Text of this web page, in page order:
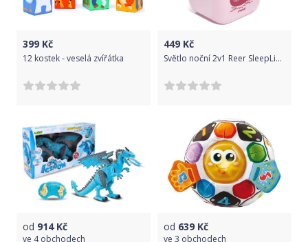
399 Kč
12 kostek - veselá zvířátka
449 Kč
Světlo noční 2v1 Reer SleepLight
od 914Kč
ve 4 obchodech
od 639 Kč
ve 3 obchodech